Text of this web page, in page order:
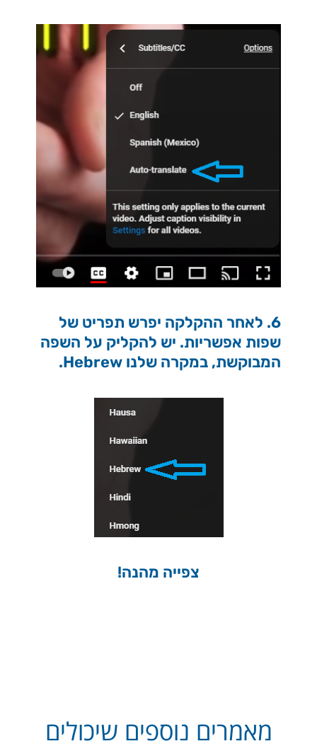
6. לאחר ההקלקה יפרש תפריט של
שפות אפשריות. יש להקליק על השפה
המבוקשת, במקרה שלנו Hebrew.
צפייה מהנה!
מאמרים נוספים שיכולים